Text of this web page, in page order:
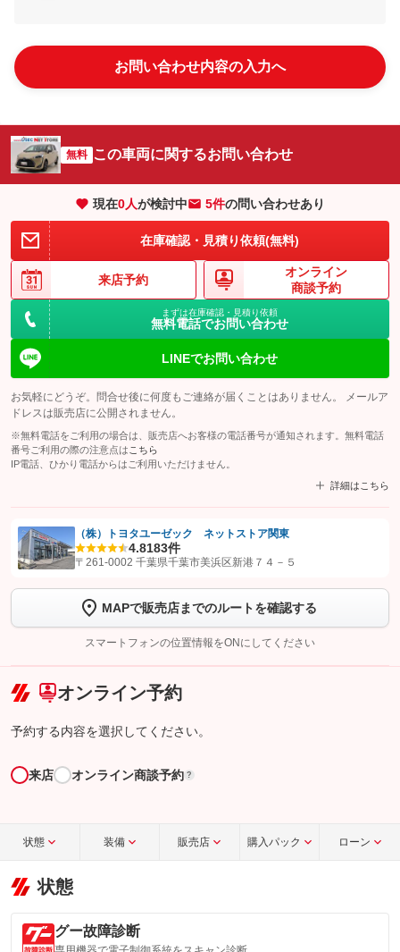
お問い合わせ内容の入力へ
無料 この車両に関するお問い合わせ
現在0人が検討中 5件の問い合わせあり
在庫確認・見積り依頼(無料)
来店予約
オンライン
商談予約
まずは在庫確認・見積り依頼
無料電話でお問い合わせ
LINEでお問い合わせ
お気軽にどうぞ。問合せ後に何度もご連絡が届くことはありません。 メールア
ドレスは販売店に公開されません。
※無料電話をご利用の場合は、販売店へお客様の電話番号が通知されます。無料電話
番号ご利用の際の注意点は こちら
IP電話、ひかり電話からはご利用いただけません。
詳細はこちら
【STEP1】認証画面でグーネットを友だち追加してから「許可する」ボタンを押
トーク画面で
ボタンをタップして問い合わせを
完了してください。
こちら
（株）トヨタユーゼック ネットストア関東
4.8183件
〒261-0002 千葉県千葉市美浜区新港７４－５
MAPで販売店までのルートを確認する
スマートフォンの位置情報をONにしてください
オンライン予約
予約する内容を選択してください。
来店 オンライン商談予約 ?
状態 装備 販売店 購入パック ローン
状態
グー故障診断